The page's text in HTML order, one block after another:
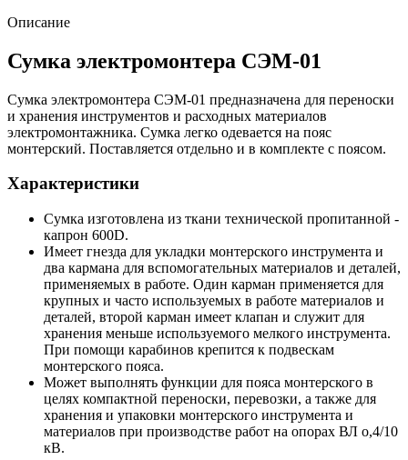
Описание
Сумка электромонтера СЭМ-01
Сумка электромонтера СЭМ-01 предназначена для переноски
и хранения инструментов и расходных материалов
электромонтажника. Сумка легко одевается на пояс
монтерский. Поставляется отдельно и в комплекте с поясом.
Характеристики
Сумка изготовлена из ткани технической пропитанной -
капрон 600D.
Имеет гнезда для укладки монтерского инструмента и
два кармана для вспомогательных материалов и деталей,
применяемых в работе. Один карман применяется для
крупных и часто используемых в работе материалов и
деталей, второй карман имеет клапан и служит для
хранения меньше используемого мелкого инструмента.
При помощи карабинов крепится к подвескам
монтерского пояса.
Может выполнять функции для пояса монтерского в
целях компактной переноски, перевозки, а также для
хранения и упаковки монтерского инструмента и
материалов при производстве работ на опорах ВЛ о,4/10
кВ.